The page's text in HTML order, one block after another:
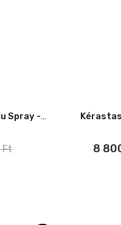
Kérastase Gloss Absolu Spray - TRAVEL SIZE
Ft 8